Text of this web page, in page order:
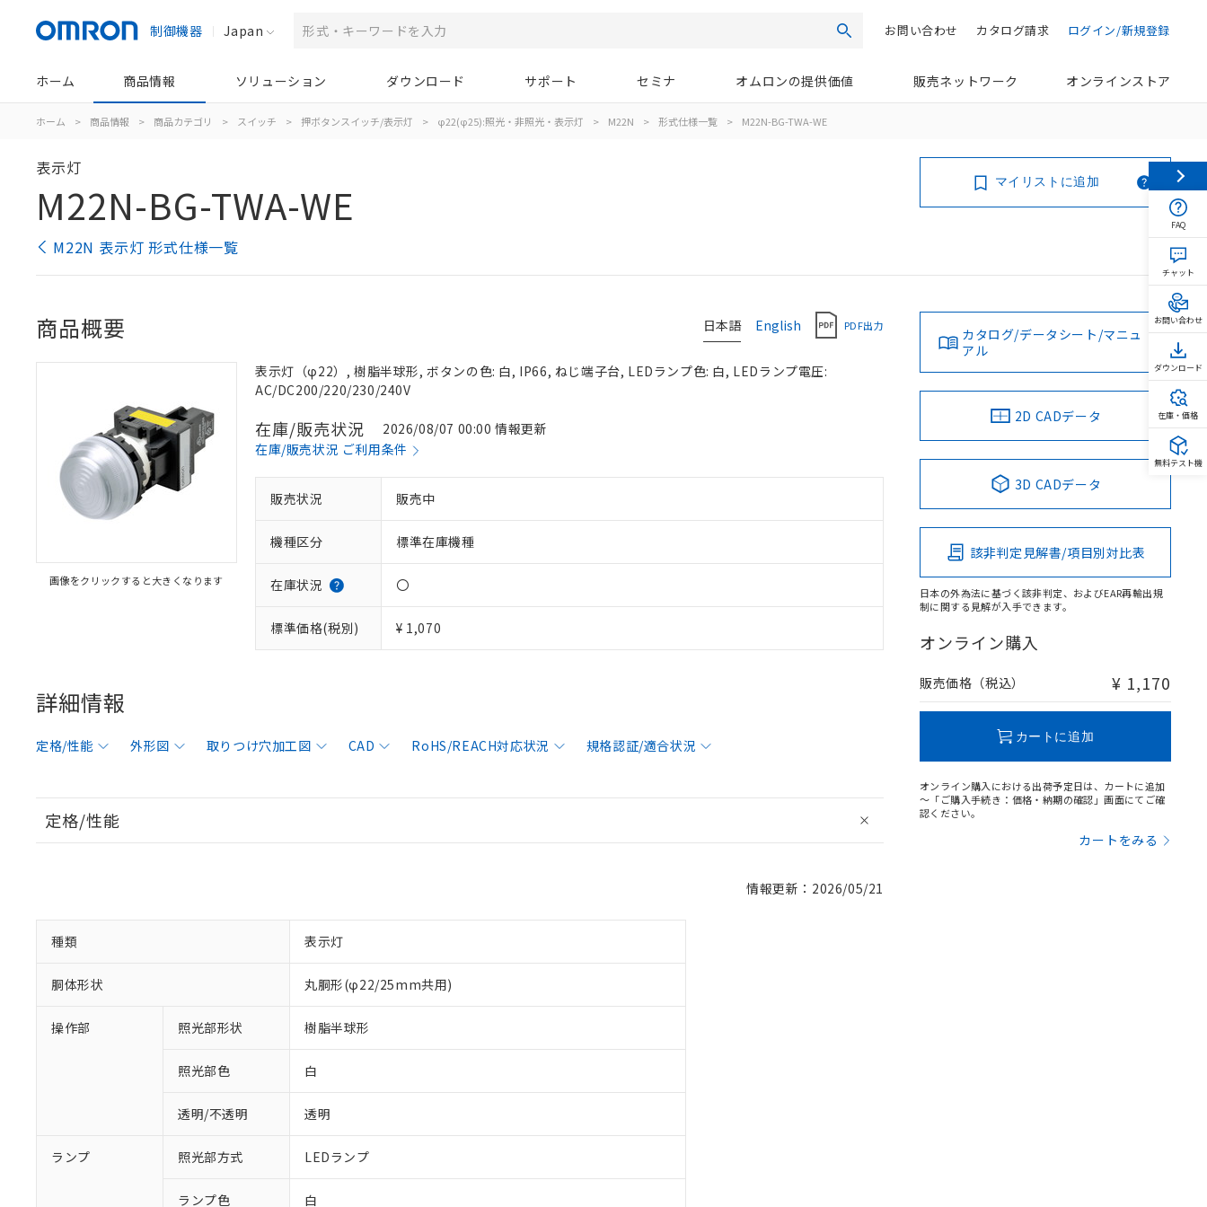
制御機器 Japan 検索 ログイン/新規登録
カタログ請求
お問い合わせ
ホーム 商品情報 ソリューション ダウンロード サポート セミナ オムロンの提供価値 販売ネットワーク オンラインストア
ホーム > 商品情報 > 商品カテゴリ > スイッチ > 押ボタンスイッチ/表示灯 > φ22(φ25):照光・非照光・表示灯 > M22N > 形式仕様一覧 > M22N-BG-TWA-WE
表示灯
M22N-BG-TWA-WE
M22N 表示灯 形式仕様一覧
マイリストに追加
日本語 English PDF出力
商品概要
画像をクリックすると大きくなります
表示灯（φ22）, 樹脂半球形, ボタンの色: 白, IP66, ねじ端子台, LEDランプ色: 白, LEDランプ電圧:
AC/DC200/220/230/240V
在庫/販売状況
2026/08/07 00:00 情報更新
在庫/販売状況 ご利用条件
販売状況 販売中
機種区分 標準在庫機種
在庫状況 〇
標準価格(税別) ¥ 1,070
詳細情報
定格/性能 外形図 取りつけ穴加工図 CAD RoHS/REACH対応状況 規格認証/適合状況
定格/性能
情報更新：2026/05/21
種類 表示灯
胴体形状 丸胴形(φ22/25mm共用)
操作部 照光部形状 樹脂半球形
照光部色 白
透明/不透明 透明
ランプ 照光部方式 LEDランプ
ランプ色 白
カタログ/データシート/マニュ
アル
2D CADデータ
3D CADデータ
該非判定見解書/項目別対比表
日本の外為法に基づく該非判定、およびEAR再輸出規
制に関する見解が入手できます。
オンライン購入
販売価格（税込） ¥ 1,170
カートに追加
オンライン購入における出荷予定日は、カートに追加
～「ご購入手続き：価格・納期の確認」画面にてご確
認ください。
カートをみる
※1 対応状況
FAQ
チャット
お問い合わせ
ダウンロード
在庫・価格
無料テスト機